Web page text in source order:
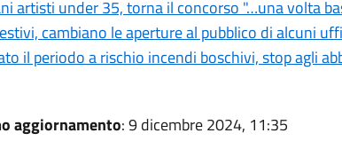
artisti under 35, torna il concorso "…una volta
cambiano le aperture al pubblico di alcuni
il periodo a rischio incendi boschivi, stop agli
aggiornamento: 9 dicembre 2024, 11:35